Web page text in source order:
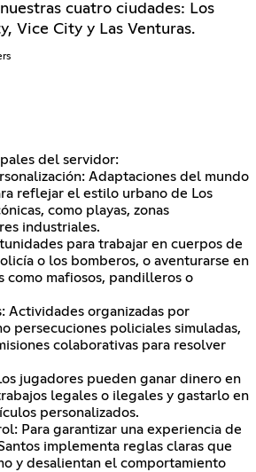
cuatro ciudades: Los
Vice City y Las Venturas.
del servidor:
Adaptaciones del mundo
reflejar el estilo urbano de Los
como playas, zonas
industriales.
para trabajar en cuerpos de
o los bomberos, o aventurarse en
como mafiosos, pandilleros o
Actividades organizadas por
persecuciones policiales simuladas,
colaborativas para resolver
jugadores pueden ganar dinero en
legales o ilegales y gastarlo en
personalizados.
Para garantizar una experiencia de
implementa reglas claras que
y desalientan el comportamiento